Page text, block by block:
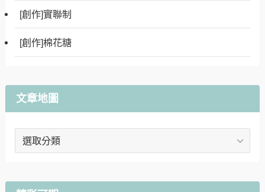
[創作]實聯制
[創作]棉花糖
文章地圖
文
圖